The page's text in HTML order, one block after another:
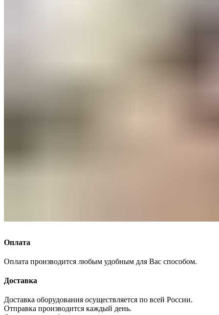
Оплата
Оплата производится любым удобным для Вас способом.
Доставка
Доставка оборудования осуществляется по всей России.
Отправка производится каждый день.